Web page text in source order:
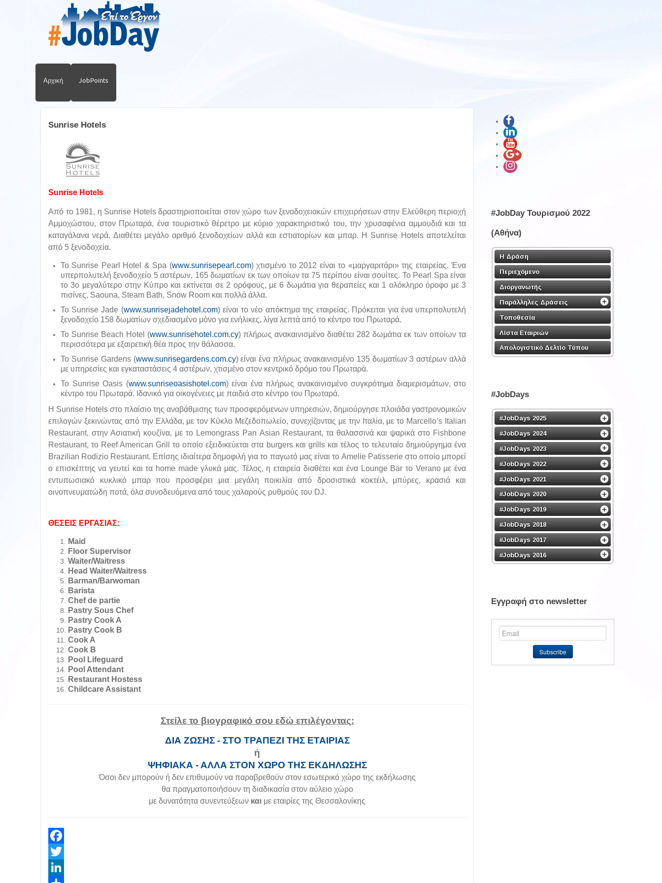
Αρχική JobPoints
Sunrise Hotels
Sunrise Hotels
Από το 1981, η Sunrise Hotels δραστηριοποιείται στον χώρο των ξενοδοχειακών επιχειρήσεων στην Ελεύθερη περιοχή
Αμμοχώστου, στον Πρωταρά, ένα τουριστικό θέρετρο με κύριο χαρακτηριστικό του, την χρυσαφένια αμμουδιά και τα
καταγάλανα νερά. Διαθέτει μεγάλο αριθμό ξενοδοχείων αλλά και εστιατορίων και μπαρ. Η Sunrise Hotels αποτελείται
από 5 ξενοδοχεία.
Το Sunrise Pearl Hotel & Spa (www.sunrisepearl.com) χτισμένο το 2012 είναι το «μαργαριτάρι» της εταιρείας. Ένα
υπερπολυτελή ξενοδοχείο 5 αστέρων, 165 δωματίων εκ των οποίων τα 75 περίπου είναι σουίτες. Το Pearl Spa είναι
το 3ο μεγαλύτερο στην Κύπρο και εκτίνεται σε 2 ορόφους, με 6 δωμάτια για θεραπείες και 1 ολόκληρο όροφο με 3
πισίνες, Saouna, Steam Bath, Snow Room και πολλά άλλα.
Το Sunrise Jade (www.sunrisejadehotel.com) είναι το νέο απόκτημα της εταιρείας. Πρόκειται για ένα υπερπολυτελή
ξενοδοχείο 158 δωματίων σχεδιασμένο μόνο για ενήλικες, λίγα λεπτά από το κέντρο του Πρωταρά.
Το Sunrise Beach Hotel (www.sunrisehotel.com.cy) πλήρως ανακαινισμένο διαθέτει 282 δωμάτια εκ των οποίων τα
περισσότερα με εξαιρετική θέα προς την θάλασσα.
Το Sunrise Gardens (www.sunrisegardens.com.cy) είναι ένα πλήρως ανακαινισμένο 135 δωματίων 3 αστέρων αλλά
με υπηρεσίες και εγκαταστάσεις 4 αστέρων, χτισμένο στον κεντρικό δρόμο του Πρωταρά.
Το Sunrise Oasis (www.sunriseoasishotel.com) είναι ένα πλήρως ανακαινισμένο συγκρότημα διαμερισμάτων, στο
κέντρο του Πρωταρά. Ιδανικό για οικογένειες με παιδιά στο κέντρο του Πρωταρά.
Η Sunrise Hotels στο πλαίσιο της αναβάθμισης των προσφερόμενων υπηρεσιών, δημιούργησε πλοιάδα γαστρονομικών
επιλογών ξεκινώντας από την Ελλάδα, με τον Κύκλο Μεζεδοπωλείο, συνεχίζοντας με την Ιταλία, με το Marcello’s Italian
Restaurant, στην Ασιατική κουζίνα, με το Lemongrass Pan Asian Restaurant, τα θαλασσινά και ψαρικά στο Fishbone
Restaurant, το Reef American Grill το οποίο εξειδικεύεται στα burgers και grills και τέλος το τελευταίο δημιούργημα ένα
Brazilian Rodizio Restaurant. Επίσης ιδιαίτερα δημοφιλή για το παγωτό μας είναι το Amelie Patisserie στο οποίο μπορεί
ο επισκέπτης να γευτεί και τα home made γλυκά μας. Τέλος, η εταιρεία διαθέτει και ένα Lounge Bar το Verano με ένα
εντυπωσιακό κυκλικό μπαρ που προσφέρει μια μεγάλη ποικιλία από δροσιστικά κοκτέιλ, μπύρες, κρασιά και
οινοπνευματώδη ποτά, όλα συνοδευόμενα από τους χαλαρούς ρυθμούς του DJ.
ΘΕΣΕΙΣ ΕΡΓΑΣΙΑΣ:
Maid
Floor Supervisor
Waiter/Waitress
Head Waiter/Waitress
Barman/Barwoman
Barista
Chef de partie
Pastry Sous Chef
Pastry Cook A
Pastry Cook B
Cook A
Cook B
Pool Lifeguard
Pool Attendant
Restaurant Hostess
Childcare Assistant
Στείλε το βιογραφικό σου εδώ επιλέγοντας:
ΔΙΑ ΖΩΣΗΣ - ΣΤΟ ΤΡΑΠΕΖΙ ΤΗΣ ΕΤΑΙΡΙΑΣ
ή
ΨΗΦΙΑΚΑ - ΑΛΛΑ ΣΤΟΝ ΧΩΡΟ ΤΗΣ ΕΚΔΗΛΩΣΗΣ
Όσοι δεν μπορούν ή δεν επιθυμούν να παραβρεθούν στον εσωτερικό χώρο της εκδήλωσης
θα πραγματοποιήσουν τη διαδικασία στον αύλειο χώρο
με δυνατότητα συνεντεύξεων και με εταιρίες της Θεσσαλονίκης
Facebook
Twitter
#JobDay Τουρισμού 2022
(Αθήνα)
Η Δράση
Περιεχόμενο
Διοργανωτής
Παράλληλες Δράσεις
Τοποθεσία
Λίστα Εταιριών
Απολογιστικό Δελτίο Τύπου
#JobDays
#JobDays 2025
#JobDays 2024
#JobDays 2023
#JobDays 2022
#JobDays 2021
#JobDays 2020
#JobDays 2019
#JobDays 2018
#JobDays 2017
#JobDays 2016
Εγγραφή στο newsletter